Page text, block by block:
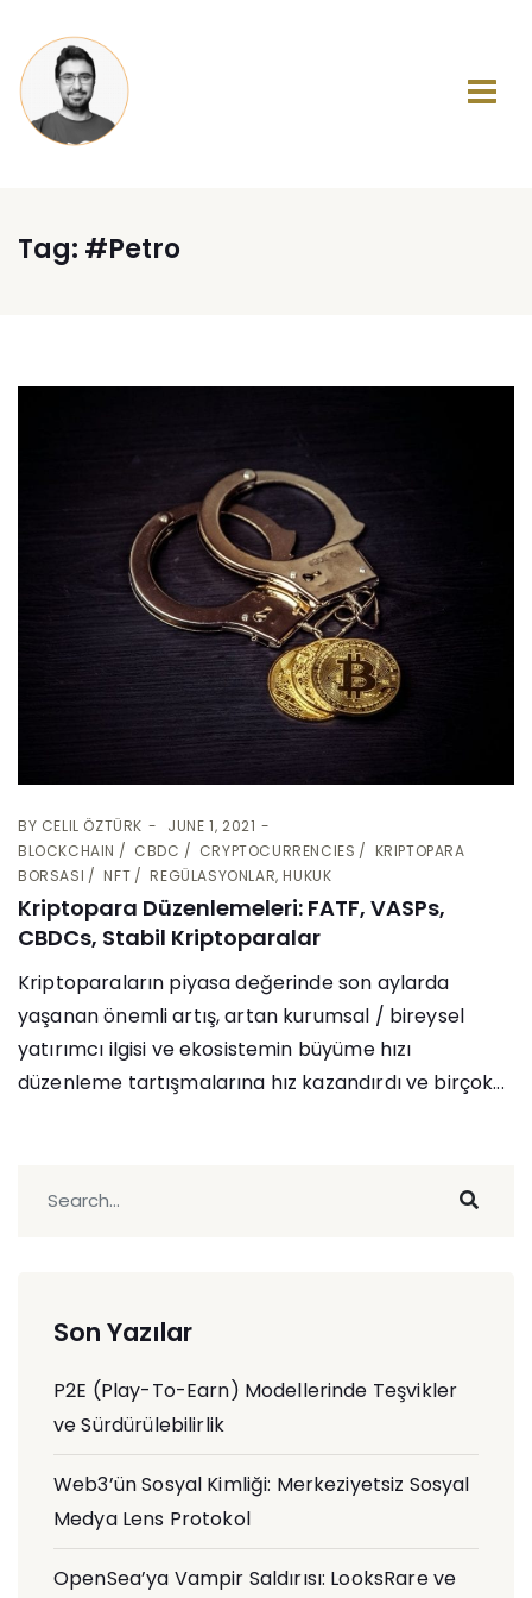
Tag: #Petro
BY CELIL ÖZTÜRK
JUNE 1, 2021
BLOCKCHAIN
CBDC CRYPTOCURRENCIES
KRIPTOPARA
BORSASI
NFT REGÜLASYONLAR, HUKUK
Kriptopara Düzenlemeleri: FATF, VASPs,
CBDCs, Stabil Kriptoparalar
Kriptoparaların piyasa değerinde son aylarda
yaşanan önemli artış, artan kurumsal / bireysel
yatırımcı ilgisi ve ekosistemin büyüme hızı
düzenleme tartışmalarına hız kazandırdı ve birçok...
Son Yazılar
P2E (Play-To-Earn) Modellerinde Teşvikler
ve Sürdürülebilirlik
Web3’ün Sosyal Kimliği: Merkeziyetsiz Sosyal
Medya Lens Protokol
OpenSea’ya Vampir Saldırısı: LooksRare ve